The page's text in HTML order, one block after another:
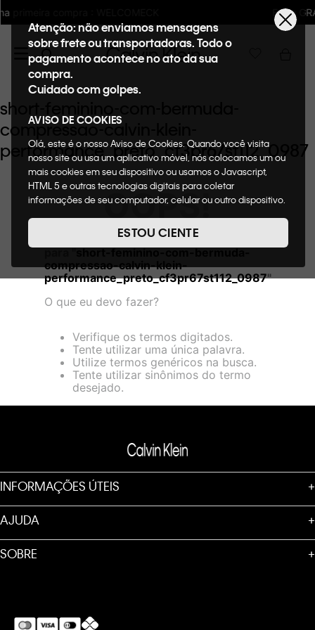
Frete GRÁTIS nas compras acima
Atenção: não enviamos mensagens
sobre frete ou transportadoras. Todo o
pagamento acontece no ato da sua
compra.
Cuidado com golpes.
AVISO DE COOKIES
Olá, este é o nosso Aviso de Cookies. Quando você visita
nosso site ou usa um aplicativo móvel, nós colocamos um ou
mais cookies em seu dispositivo ou usamos o Javascript,
HTML 5 e outras tecnologias digitais para coletar
informações de seu computador, celular ou outro dispositivo.
de cookies, informaremos quais cookies usaremos e quais
suas funções. A forma como processamos os dados
Aviso de Privacidade. Quando você visita nosso site,
consideraremos isso como sua solicitação específica para
fornecer a você toda a funcionalidade do site, incluindo,
entre outros, a capacidade de comprar um item em nossa
Cookies acesse o link.
ESTOU CIENTE
short-feminino-com-bermuda-
compressao-calvin-klein-
performance_preto_cf3pr67st112_0987
OOPS!
Não encontramos nenhum resultado
compressao-calvin-klein-
performance_preto_cf3pr67st112_0987"
O que eu devo fazer?
Verifique os termos digitados.
Tente utilizar uma única palavra.
Utilize termos genéricos na busca.
Tente utilizar sinônimos do termo
desejado.
INFORMAÇÕES ÚTEIS +
AJUDA +
SOBRE +